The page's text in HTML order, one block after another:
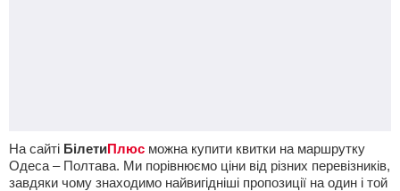
На сайті БілетиПлюс можна купити квитки на маршрутку
Одеса – Полтава. Ми порівнюємо ціни від різних перевізників,
завдяки чому знаходимо найвигідніші пропозиції на один і той